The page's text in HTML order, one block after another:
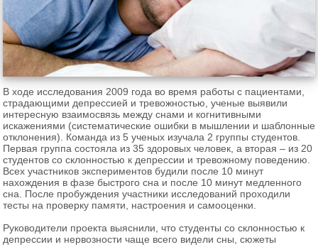
В ходе исследования 2009 года во время работы с пациентами,
страдающими депрессией и тревожностью, ученые выявили
интересную взаимосвязь между снами и когнитивными
искажениями (систематические ошибки в мышлении и шаблонные
отклонения). Команда из 5 ученых изучала 2 группы студентов.
Первая группа состояла из 35 здоровых человек, а вторая – из 20
студентов со склонностью к депрессии и тревожному поведению.
Всех участников экспериментов будили после 10 минут
нахождения в фазе быстрого сна и после 10 минут медленного
сна. После пробуждения участники исследований проходили
тесты на проверку памяти, настроения и самооценки.
Руководители проекта выяснили, что студенты со склонностью к
депрессии и нервозности чаще всего видели сны, сюжеты